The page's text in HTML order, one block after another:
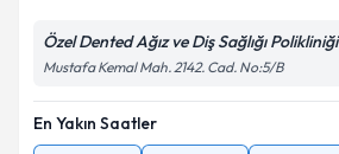
Özel Dented Ağız ve Diş Sağlığı Polikliniği
Mustafa Kemal Mah. 2142. Cad. No:5/B
En Yakın Saatler